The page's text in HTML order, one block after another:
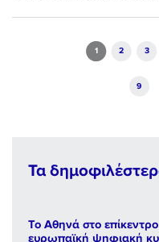
1 2 3
9
Τα
Το Αθηνά στο
ευρωπαϊκή ψηφιακή